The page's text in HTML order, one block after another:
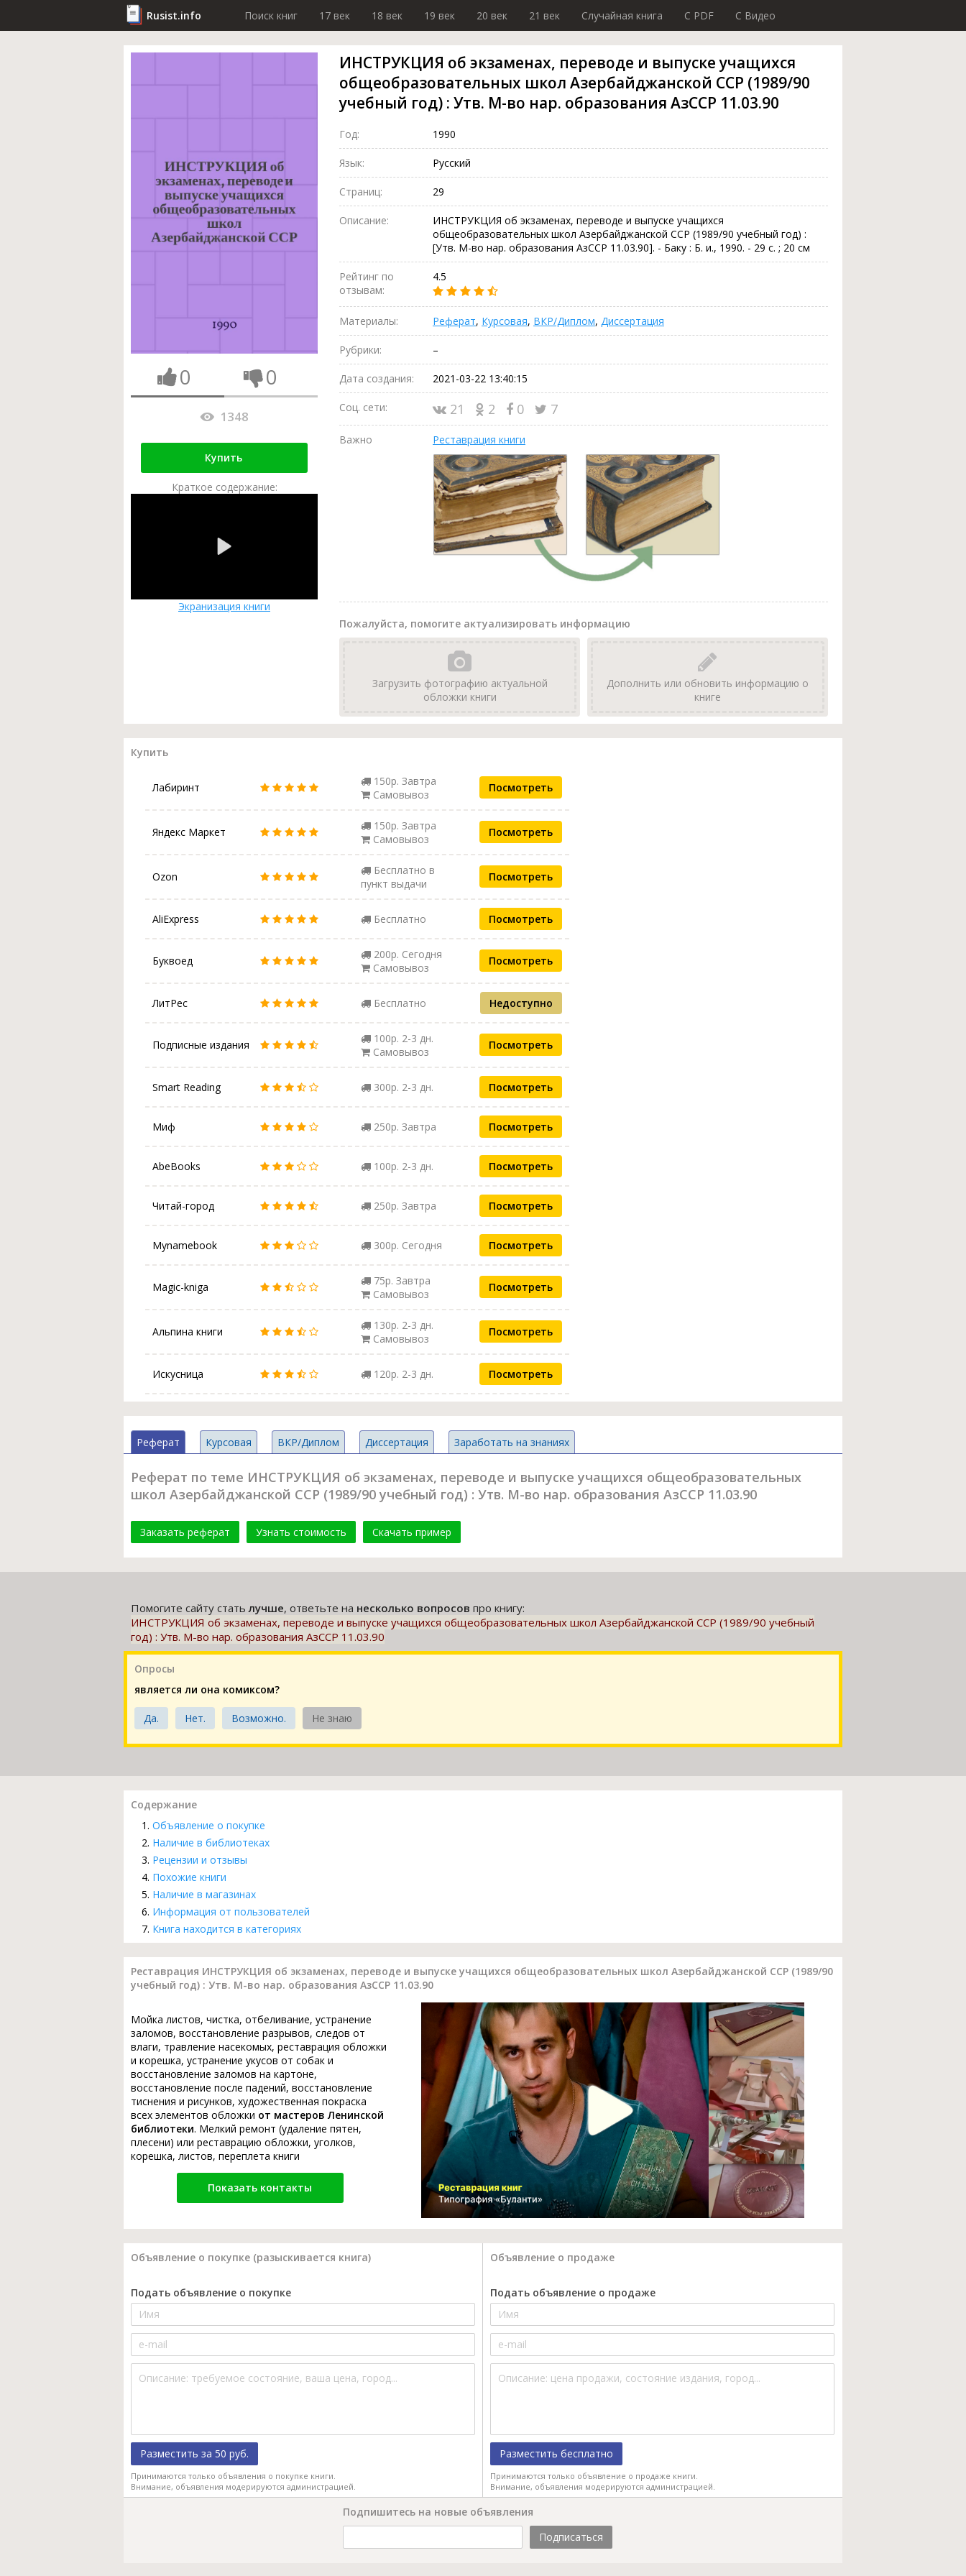
Rusist.info Поиск книг 17 век 18 век 19 век 20 век 21 век Случайная книга C PDF C Видео
0 0
1348
Купить
Краткое содержание:
Экранизация книги
ИНСТРУКЦИЯ об экзаменах, переводе и выпуске учащихся
общеобразовательных школ Азербайджанской ССР (1989/90
учебный год) : Утв. М-во нар. образования АзССР 11.03.90
Год: 1990
Язык: Русский
Страниц: 29
Описание:
ИНСТРУКЦИЯ об экзаменах, переводе и выпуске учащихся
общеобразовательных школ Азербайджанской ССР (1989/90 учебный год) :
[Утв. М-во нар. образования АзССР 11.03.90]. - Баку : Б. и., 1990. - 29 с. ; 20 см
Рейтинг по
отзывам:
4.5
Материалы: Реферат, Курсовая, ВКР/Диплом, Диссертация
Рубрики: –
Дата создания: 2021-03-22 13:40:15
Соц. сети: 21 2 0 7
Важно Реставрация книги
Пожалуйста, помогите актуализировать информацию
Загрузить фотографию актуальной
обложки книги
Дополнить или обновить информацию о
книге
Купить
Лабиринт
150р. Завтра
Самовывоз
Посмотреть
Яндекс Маркет
150р. Завтра
Самовывоз
Посмотреть
Ozon
Бесплатно в
пункт выдачи
Посмотреть
AliExpress Бесплатно Посмотреть
Буквоед
200р. Сегодня
Самовывоз
Посмотреть
ЛитРес Бесплатно Недоступно
Подписные издания
100р. 2-3 дн.
Самовывоз
Посмотреть
Smart Reading 300р. 2-3 дн. Посмотреть
Миф 250р. Завтра Посмотреть
AbeBooks 100р. 2-3 дн. Посмотреть
Читай-город 250р. Завтра Посмотреть
Mynamebook 300р. Сегодня Посмотреть
Magic-kniga
75р. Завтра
Самовывоз
Посмотреть
Альпина книги
130р. 2-3 дн.
Самовывоз
Посмотреть
Искусница 120р. 2-3 дн. Посмотреть
Реферат Курсовая ВКР/Диплом Диссертация Заработать на знаниях
Реферат по теме ИНСТРУКЦИЯ об экзаменах, переводе и выпуске учащихся общеобразовательных
школ Азербайджанской ССР (1989/90 учебный год) : Утв. М-во нар. образования АзССР 11.03.90
Заказать реферат Узнать стоимость Скачать пример
Помогите сайту статьлучше, ответьте на несколько вопросов про книгу:
ИНСТРУКЦИЯ об экзаменах, переводе и выпуске учащихся общеобразовательных школ Азербайджанской ССР (1989/90 учебный
год) : Утв. М-во нар. образования АзССР 11.03.90
Опросы
является ли она комиксом?
Да. Нет. Возможно. Не знаю
Содержание
Объявление о покупке
Наличие в библиотеках
Рецензии и отзывы
Похожие книги
Наличие в магазинах
Информация от пользователей
Книга находится в категориях
Реставрация ИНСТРУКЦИЯ об экзаменах, переводе и выпуске учащихся общеобразовательных школ Азербайджанской ССР (1989/90
учебный год) : Утв. М-во нар. образования АзССР 11.03.90
Мойка листов, чистка, отбеливание, устранение
заломов, восстановление разрывов, следов от
влаги, травление насекомых, реставрация обложки
и корешка, устранение укусов от собак и
восстановление заломов на картоне,
восстановление после падений, восстановление
тиснения и рисунков, художественная покраска
всех элементов обложки от мастеров Ленинской
библиотеки. Мелкий ремонт (удаление пятен,
плесени) или реставрацию обложки, уголков,
корешка, листов, переплета книги
Показать контакты
Объявление о покупке (разыскивается книга) Объявление о продаже
Подать объявление о покупке
Разместить за 50 руб.
Принимаются только объявления о покупке книги.
Внимание, объявления модерируются администрацией.
Подать объявление о продаже
Разместить бесплатно
Принимаются только объявление о продаже книги.
Внимание, объявления модерируются администрацией.
Подпишитесь на новые объявления
Подписаться